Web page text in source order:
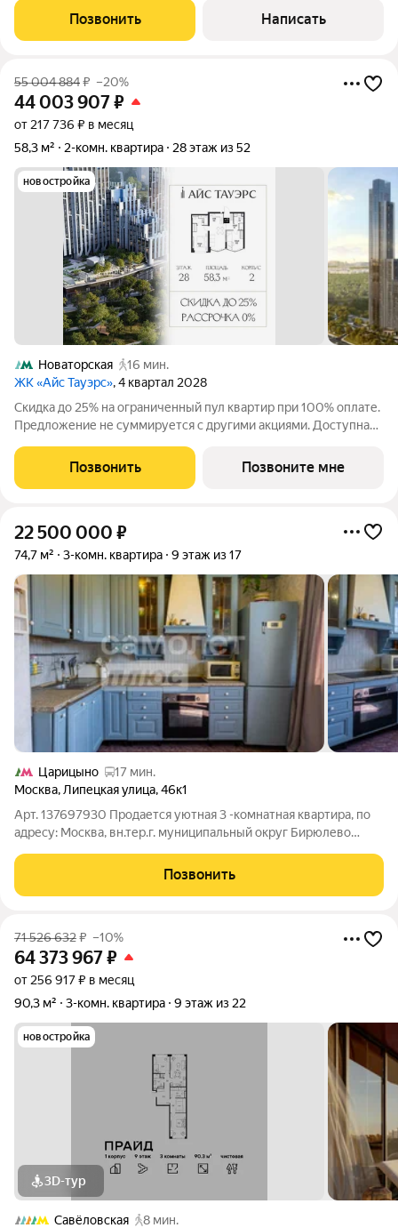
Сохранены оригинальные паркет, окна, двери, лепнина, плитка.
В ближайшее время завершится
Позвонить Написать
55 004 884₽ –20%
44 003 907₽
от 217 736 ₽ в месяц
58,3 м²
2-комн. квартира 28 этаж из 52
новостройка
Новаторская
16 мин.
ЖК «Айс Тауэрс», 4 квартал 2028
Скидка до 25% на ограниченный пул квартир при 100% оплате.
Предложение не суммируется с другими акциями. Доступна
комнатная квартира 58.3 м на 28 этаже в премиальном ЖК
«Айс Тауэрс» (ЗАО Москвы,
Позвонить Позвоните мне
22 500 000 ₽
74,7 м² 3-комн. квартира 9 этаж из 17
Царицыно
17 мин.
Москва, Липецкая улица,46к1
Арт. 137697930 Продается уютная 3 -комнатная квартира, по
адресу: Москва, вн.тер.г. муниципальный округ Бирюлево
74.7 квм. Комнаты ( 19.1+15.0+11.2) Ключевые преимущества:
Косметический
Позвонить
71 526 632₽ –10%
64 373 967₽
от 256 917 ₽ в месяц
90,3 м²
3-комн. квартира 9 этаж из 22
новостройка
3D-тур
Савёловская
8 мин.